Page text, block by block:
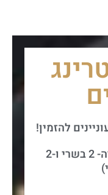
להזמין!
קבלת פנים 35 ₪ (4 לבחירה- 2 בשרי ו-2